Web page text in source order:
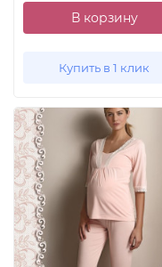
В корзину
Купить в 1 клик